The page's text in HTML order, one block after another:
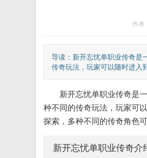
作者
导读：新开忘忧单职业传奇是
传奇玩法，玩家可以随时进入
新开忘忧单职业传奇是
种不同的传奇玩法，玩家可
探索，多种不同的传奇角色
新开忘忧单职业传奇介